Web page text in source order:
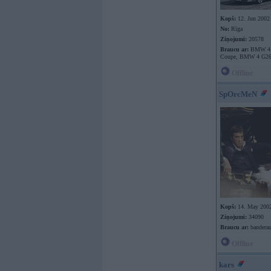
Kopš: 12. Jun 2002
No: Rīga
Ziņojumi: 20578
Braucu ar: BMW 4
Coupe, BMW 4
SpOrcMeN
Kopš: 14. May 2002
Ziņojumi: 34090
Braucu ar:
kars